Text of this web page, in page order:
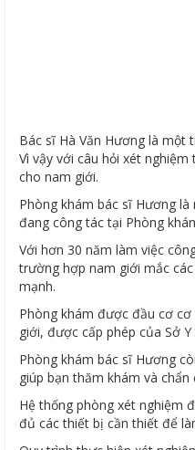
Bác sĩ Hà Văn Hương là một
Vì vậy với câu hỏi xét
cho nam giới.
Phòng khám bác sĩ Hương
đang công tác tại Phòng
Với hơn 30 năm làm việc
trường hợp nam giới mắc
mạnh.
Phòng khám được đầu cơ
giới, được cấp phép của Sở
Phòng khám bác sĩ Hương
giúp bạn thăm khám và chẩn
Hệ thống phòng xét nghiệm
đủ các thiết bị cần thiết để